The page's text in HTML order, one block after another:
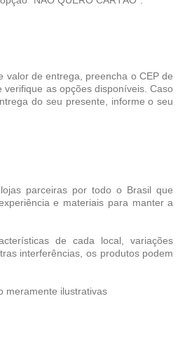
valor de entrega, preencha o CEP de
verifique as opções disponíveis. Caso
do seu presente, informe o seu
parceiras por todo o Brasil que
e materiais para manter a
de cada local, variações
interferências, os produtos podem
meramente ilustrativas